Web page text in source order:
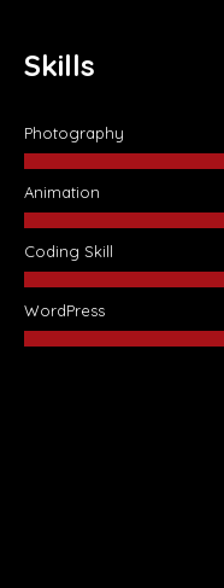
Skills
Photography
Animation
Coding Skill
WordPress